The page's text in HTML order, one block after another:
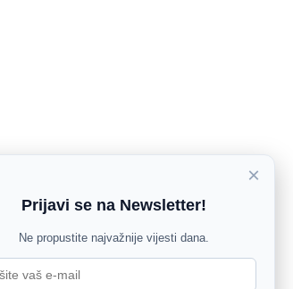
×
Prijavi se na Newsletter!
Ne propustite najvažnije vijesti dana.